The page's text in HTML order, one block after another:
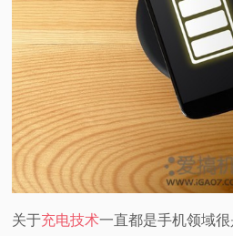
体
验
专
题
关于充电技术一直都是手机领域